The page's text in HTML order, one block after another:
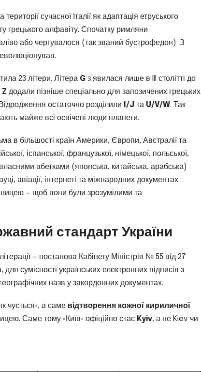
сучасної Італії як адаптація етруського
грецького алфавіту. Спочатку римляни
або чергувалося (так званий бустрофедон). З
23 літери. Літера G з’явилася лише в III столітті до
Z додали пізніше спеціально для запозичених грецьких
остаточно розділили I/J та U/V/W. Так
майже всі освічені люди планети.
в більшості країн Америки, Європи, Австралії та
іспанської, французької, німецької, польської,
абетками (японська, китайська, арабська)
авіації, інтернеті та міжнародних документах.
— щоб вони були зрозумілими та
стандарт України
— постанова Кабінету Міністрів № 55 від 27
сумісності українських електронних підписів з
назв у закордонних документах.
чується», а саме відтворення кожної кириличної
Саме тому «Київ» офіційно стає Kyiv, а не Kiev чи